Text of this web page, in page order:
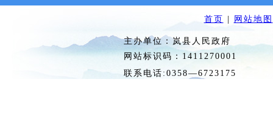
首页 网站地图
主办单位：岚县人民政府
网站标识码：
联系电话